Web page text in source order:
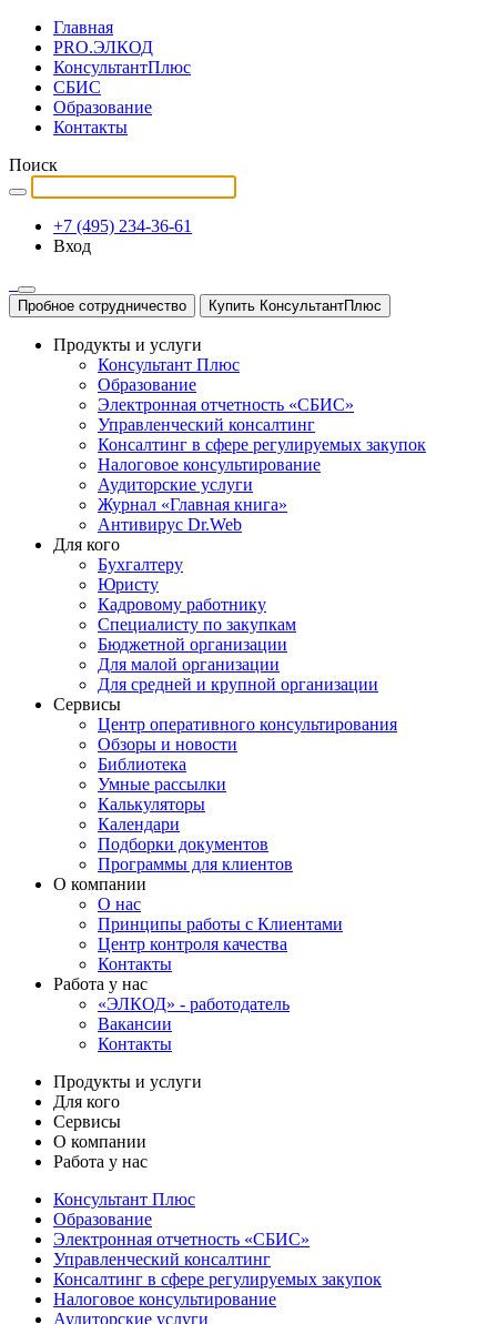
Главная
PRO.ЭЛКОД
КонсультантПлюс
СБИС
Образование
Контакты
Поиск
+7 (495) 234-36-61
Вход
Пробное сотрудничество Купить КонсультантПлюс
Продукты и услуги
Консультант Плюс
Образование
Электронная отчетность «СБИС»
Управленческий консалтинг
Консалтинг в сфере регулируемых закупок
Налоговое консультирование
Аудиторские услуги
Журнал «Главная книга»
Антивирус Dr.Web
Для кого
Бухгалтеру
Юристу
Кадровому работнику
Специалисту по закупкам
Бюджетной организации
Для малой организации
Для средней и крупной организации
Сервисы
Центр оперативного консультирования
Обзоры и новости
Библиотека
Умные рассылки
Калькуляторы
Календари
Подборки документов
Программы для клиентов
О компании
О нас
Принципы работы с Клиентами
Центр контроля качества
Контакты
Работа у нас
«ЭЛКОД» - работодатель
Вакансии
Контакты
Продукты и услуги
Для кого
Сервисы
О компании
Работа у нас
Консультант Плюс
Образование
Электронная отчетность «СБИС»
Управленческий консалтинг
Консалтинг в сфере регулируемых закупок
Налоговое консультирование
Аудиторские услуги